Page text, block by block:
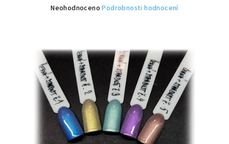
Průměrné
0,0
5
hvězdiček.
Neohodnoceno Podrobnosti hodnocení